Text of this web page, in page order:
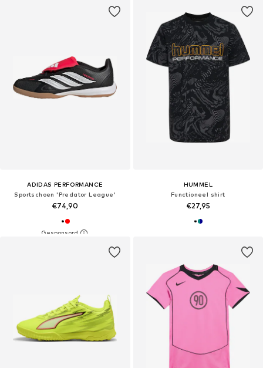
ADIDAS PERFORMANCE
Sportschoen 'Predator League'
€74,90
HUMMEL
Functioneel shirt
€27,95